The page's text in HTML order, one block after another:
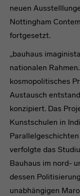
neuen
Nottingham
fortgesetzt.
„bauhaus
nationalen
kosmopolitisches
Austausch
konzipiert. Das
Kunstschulen in
verfolgte das
Bauhaus im nord-
dessen
unabhängigen